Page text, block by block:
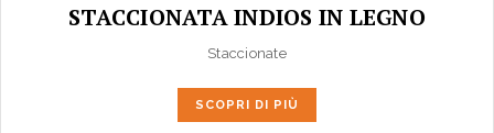
STACCIONATA INDIOS IN LEGNO
Staccionate
SCOPRI DI PIÙ